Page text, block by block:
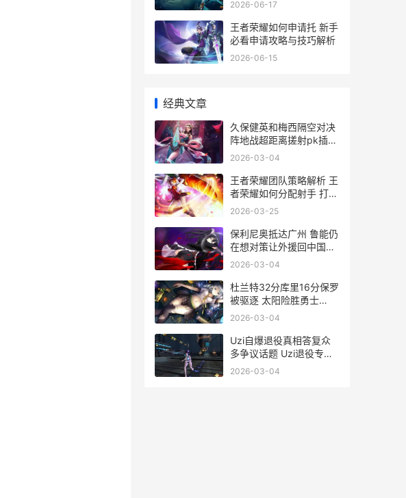
2026-06-17
王者荣耀如何申请托 新手
必看申请攻略与技巧解析
2026-06-15
经典文章
久保健英和梅西隔空对决
阵地战超距离搓射pk插花
脚破门<span
集锦
2026-03-04
王者荣耀团队策略解析 王
者荣耀如何分配射手 打造
完美阵容
2026-03-25
保利尼奥抵达广州 鲁能仍
在想对策让外援回中国
<span id="imageplus 保
2026-03-04
杜兰特32分库里16分保罗
被驱逐 太阳险胜勇士
<span id="imageplus 杜
2026-03-04
Uzi自爆退役真相答复众
多争议话题 Uzi退役专访
出炉<span
2026-03-04